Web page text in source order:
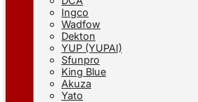
Ingco
Wadfow
Dekton
YUP (YUPAI)
Sfunpro
King Blue
Akuza
Yato